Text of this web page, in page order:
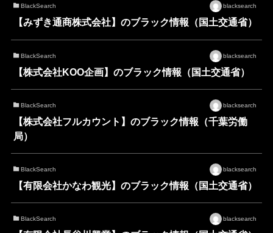
BlackSearch blacksearch
【みずき通商株式会社】のブラック情報（国土交通省）
BlackSearch blacksearch
【株式会社KOO企画】のブラック情報（国土交通省）
BlackSearch blacksearch
【株式会社フルカウント】のブラック情報（千葉労働
局）
BlackSearch blacksearch
【有限会社かなわ観光】のブラック情報（国土交通省）
BlackSearch blacksearch